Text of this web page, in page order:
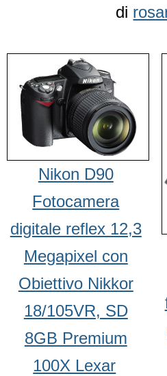
di
Nikon D90
Fotocamera
digitale reflex 12,3
Megapixel con
Obiettivo Nikkor
18/105VR, SD
8GB Premium
100X Lexar